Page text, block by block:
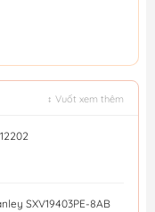
↕ Vuốt xem thêm
SXV19403PE-8AB